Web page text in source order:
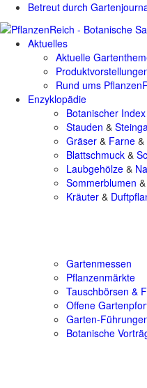
Betreut durch
Aktuelles
Aktuelle
Rund ums
Enzyklopädie
Botanischer Index
Stauden &
Gräser & Farne &
Blattschmuck &
Laubgehölze &
Sommerblumen &
Kräuter &
Gartenmessen
Pflanzenmärkte
Tauschbörsen &
Offene
Garten-
Botanische